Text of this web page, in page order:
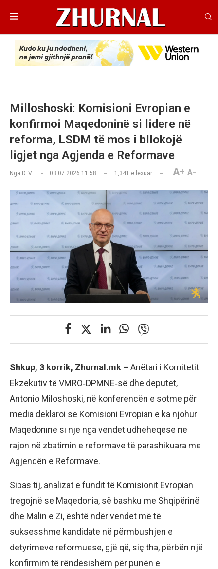
Milloshoski: Komisioni Evropian e
konfirmoi Maqedoninë si lidere në
reforma, LSDM të mos i bllokojë
ligjet nga Agjenda e Reformave
Nga D. V. 03.07.2026 11:58 1,341 e lexuar A+ A-
Shkup, 3 korrik, Zhurnal.mk – Anëtari i Komitetit
Ekzekutiv të VMRO‑DPMNE‑së dhe deputet,
Antonio Miloshoski, në konferencën e sotme për
media deklaroi se Komisioni Evropian e ka njohur
Maqedoninë si një nga vendet udhëheqëse në
rajon në zbatimin e reformave të parashikuara me
Agjendën e Reformave.
Sipas tij, analizat e fundit të Komisionit Evropian
tregojnë se Maqedonia, së bashku me Shqipërinë
dhe Malin e Zi, është ndër vendet më të
suksesshme kandidate në përmbushjen e
detyrimeve reformuese, gjë që, siç tha, përbën një
konfirmim të rëndësishëm për punën e